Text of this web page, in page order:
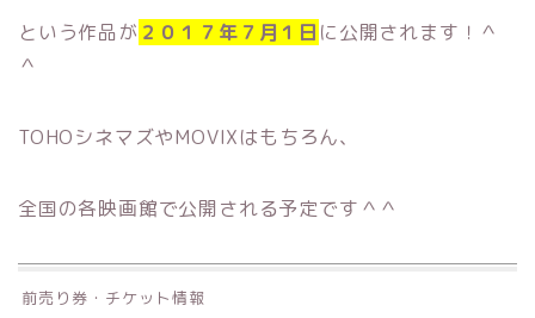
という作品が ２０１７年７月１日 に公開されます！＾
＾
TOHOシネマズやMOVIXはもちろん、
全国の各映画館で公開される予定です＾＾
前売り券・チケット情報